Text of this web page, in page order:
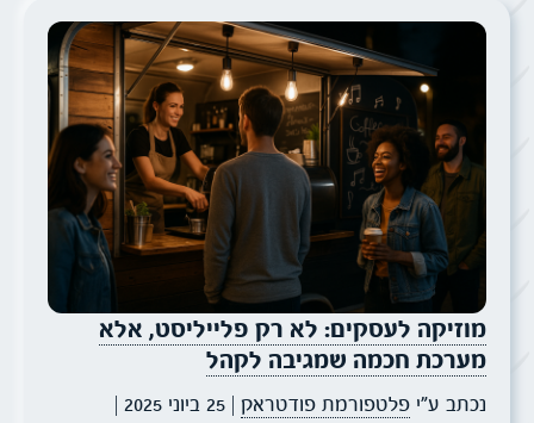
מוזיקה לעסקים: לא רק פלייליסט, אלא
מערכת חכמה שמגיבה לקהל
נכתב ע״י פלטפורמת פודטראק | 25 ביוני 2025
|